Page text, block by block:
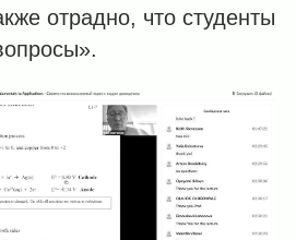
отрадно, что студенты